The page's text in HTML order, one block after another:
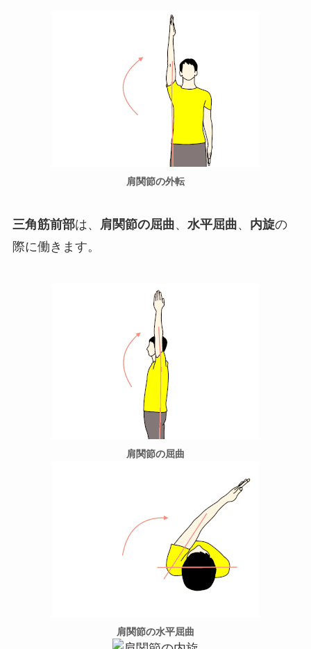
肩関節の外転
三角筋前部は、 肩関節の屈曲、 水平屈曲、 内旋の
際に働きます。
肩関節の屈曲
肩関節の水平屈曲